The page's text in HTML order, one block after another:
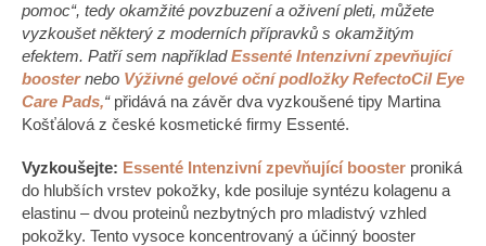
pomoc“, tedy okamžité povzbuzení a oživení pleti, můžete
vyzkoušet některý z moderních přípravků s okamžitým
efektem. Patří sem napříkladEssenté Intenzivní zpevňující
boosternebo Výživné gelové oční podložky RefectoCil Eye
Care Pads,“přidává na závěr dva vyzkoušené tipy Martina
Košťálová z české kosmetické firmy Essenté.
Vyzkoušejte: Essenté Intenzivní zpevňující booster proniká
do hlubších vrstev pokožky, kde posiluje syntézu kolagenu a
elastinu – dvou proteinů nezbytných pro mladistvý vzhled
pokožky. Tento vysoce koncentrovaný a účinný booster